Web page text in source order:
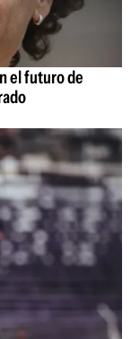
el futuro de